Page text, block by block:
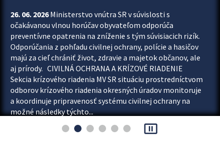
26. 06. 2026Ministerstvo vnútra SR v súvislosti s
očakávanou vlnou horúčav obyvateľom odporúča
preventívne opatrenia na zníženie s tým súvisiacich rizík.
Odporúčania z pohľadu civilnej ochrany, polície a hasičov
majú za cieľ chrániť život, zdravie a majetok občanov, ale
aj prírody. CIVILNÁ OCHRANA A KRÍZOVÉ RIADENIE
Sekcia krízového riadenia MV SR situáciu prostredníctvom
odborov krízového riadenia okresných úradov monitoruje
a koordinuje pripravenosť systému civilnej ochrany na
možné následky týchto...
pause_presentation